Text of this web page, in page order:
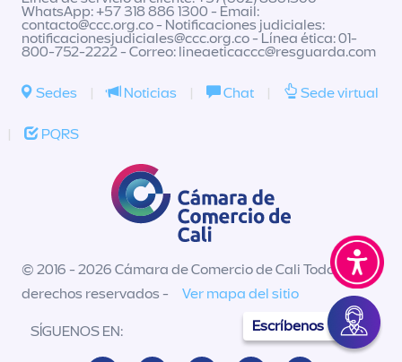
Escríbenos
WhatsApp: +57 318 886 1300 - Email:
contacto@ccc.org.co- Notificaciones judiciales:
notificacionesjudiciales@ccc.org.co- Línea ética: 01-
800-752-2222 - Correo: lineaeticaccc@resguarda.com
Sedes | Noticias | Chat | Sede virtual
| PQRS
© 2016 - 2026 Cámara de Comercio de Cali Todos los
derechos reservados -
Ver mapa del sitio
SÍGUENOS EN: